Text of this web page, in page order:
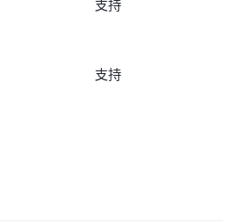
VoLTE业务时，无法注册
支持
支持